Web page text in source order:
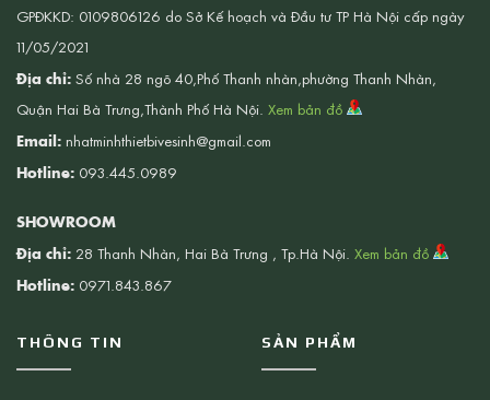
GPĐKKD: 0109806126 do Sở Kế hoạch và Đầu tư TP Hà Nội cấp ngày
11/05/2021
Địa chỉ: Số nhà 28 ngõ 40,Phố Thanh nhàn,phường Thanh Nhàn,
Quận Hai Bà Trưng,Thành Phố Hà Nội. Xem bản đồ
Email: nhatminhthietbivesinh@gmail.com
Hotline: 093.445.0989
SHOWROOM
Địa chỉ: 28 Thanh Nhàn, Hai Bà Trưng , Tp.Hà Nội. Xem bản đồ
Hotline: 0971.843.867
THÔNG TIN SẢN PHẨM